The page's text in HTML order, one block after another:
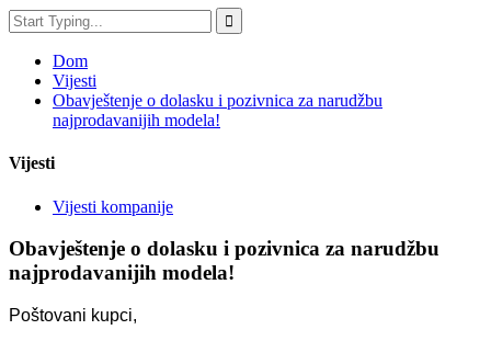
Dom
Vijesti
Obavještenje o dolasku i pozivnica za narudžbu
najprodavanijih modela!
Vijesti
Vijesti kompanije
Obavještenje o dolasku i pozivnica za narudžbu
najprodavanijih modela!
Poštovani kupci,